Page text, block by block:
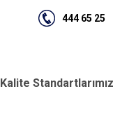
444 65 25
Kalite Standartlarımız